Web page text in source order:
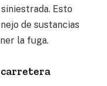
Esto
de sustancias
la fuga.